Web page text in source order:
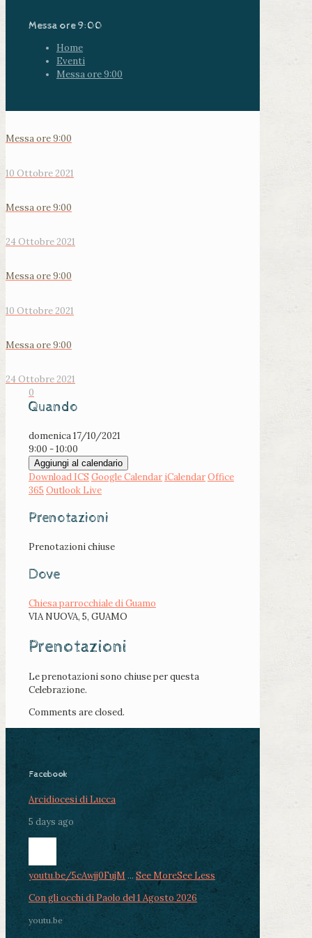
Messa ore 9:00
Home
Eventi
Messa ore 9:00
Messa ore 9:00
10 Ottobre 2021
Messa ore 9:00
24 Ottobre 2021
Messa ore 9:00
10 Ottobre 2021
Messa ore 9:00
24 Ottobre 2021
0
Quando
domenica 17/10/2021
9:00 - 10:00
Aggiungi al calendario
Download ICS Google Calendar iCalendarOffice
365 Outlook Live
Prenotazioni
Prenotazioni chiuse
Dove
Chiesa parrocchiale di Guamo
VIA NUOVA, 5, GUAMO
Prenotazioni
Le prenotazioni sono chiuse per questa
Celebrazione.
Comments are closed.
Facebook
Arcidiocesi di Lucca
5 days ago
youtu.be/5cAwjj0FujM ... See MoreSee Less
Con gli occhi di Paolo del 1 Agosto 2026
youtu.be